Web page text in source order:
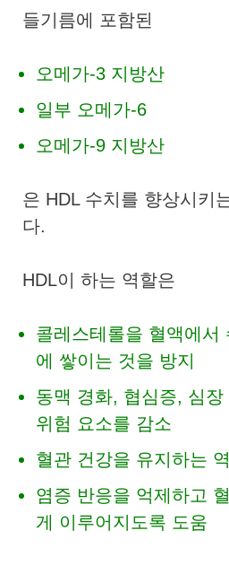
들기름에 포함된
오메가-3 지방산
일부 오메가-6
오메가-9 지방산
은 HDL 수치를 향상시키
다.
HDL이 하는 역할은
콜레스테롤을 혈액에서
에 쌓이는 것을 방지
동맥 경화, 협심증, 심장
위험 요소를 감소
혈관 건강을 유지하는
염증 반응을 억제하고
게 이루어지도록 도움